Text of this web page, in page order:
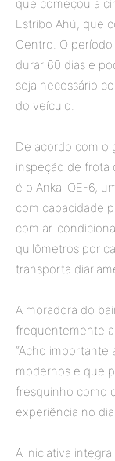
que começou a
Estribo Ahú, que
Centro. O
durar 60 dias e
seja necessário
do veículo.
De acordo com o
inspeção de frota
é o Ankai OE-6,
com capacidade
com ar-
quilômetros por
transporta
A moradora do
frequentemente
“Acho importante
modernos e que
fresquinho como
experiência no dia
A iniciativa